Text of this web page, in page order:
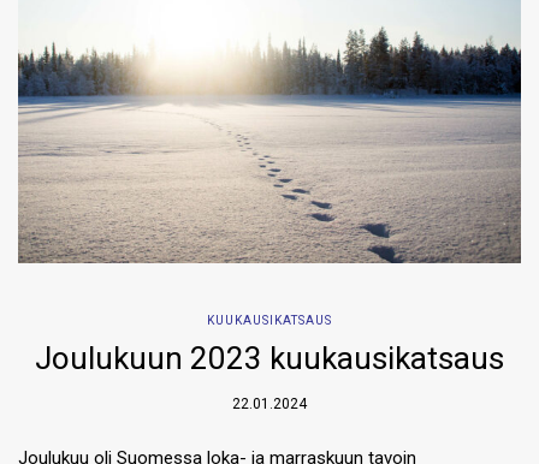
KUUKAUSIKATSAUS
Joulukuun 2023 kuukausikatsaus
22.01.2024
Joulukuu oli Suomessa loka- ja marraskuun tavoin